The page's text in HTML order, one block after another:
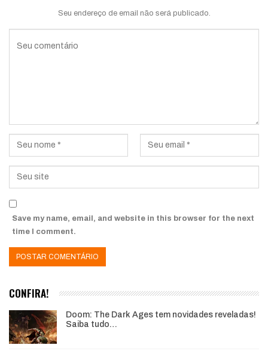
Seu endereço de email não será publicado.
Save my name, email, and website in this browser for the next
time I comment.
CONFIRA!
Doom: The Dark Ages tem novidades reveladas!
Saiba tudo…